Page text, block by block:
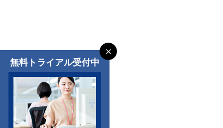
無料トライアル受付中